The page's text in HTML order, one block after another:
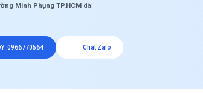
Minh Phụng TP.HCM dài
0966770564 Chat Zalo